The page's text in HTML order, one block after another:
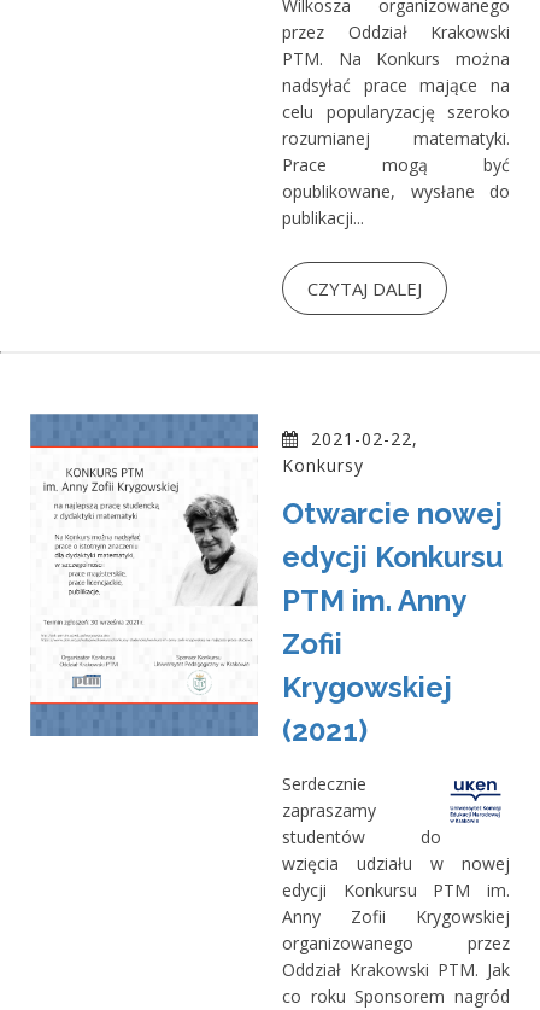
Wilkosza organizowanego
przez Oddział Krakowski
PTM. Na Konkurs można
nadsyłać prace mające na
celu popularyzację szeroko
rozumianej matematyki.
Prace mogą być
opublikowane, wysłane do
publikacji...
CZYTAJ DALEJ
2021-02-22,
Konkursy
Otwarcie nowej
edycji Konkursu
PTM im. Anny
Zofii
Krygowskiej
(2021)
Serdecznie
zapraszamy
studentów do
wzięcia udziału w nowej
edycji Konkursu PTM im.
Anny Zofii Krygowskiej
organizowanego przez
Oddział Krakowski PTM. Jak
co roku Sponsorem nagród